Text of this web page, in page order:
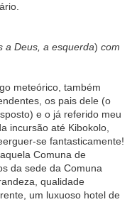
a esquerda) com
meteórico, também
os pais dele (o
e o já referido meu
incursão até Kibokolo,
se fantasticamente!
Comuna de
da sede da Comuna
qualidade
um luxuoso hotel de